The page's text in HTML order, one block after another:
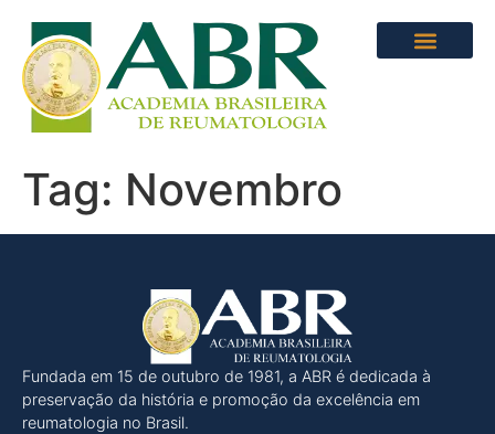
Tag: Novembro
Fundada em 15 de outubro de 1981, a ABR é dedicada à
preservação da história e promoção da excelência em
reumatologia no Brasil.